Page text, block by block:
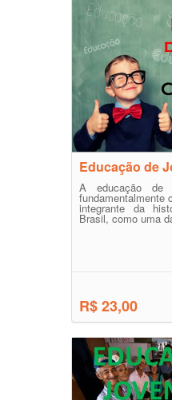
Educação de
A educação
fundamentalmente
integrante da
Brasil, como uma
R$ 23,00